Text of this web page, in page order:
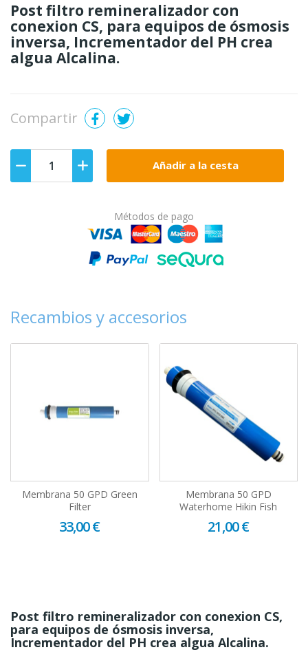
Post filtro remineralizador con
conexion CS, para equipos de ósmosis
inversa, Incrementador del PH crea
algua Alcalina.
Compartir
Añadir a la cesta
Métodos de pago
Recambios y accesorios
Membrana 50 GPD Green
Filter
33,00 €
Membrana 50 GPD
Waterhome Hikin Fish
21,00 €
Post filtro remineralizador con conexion CS,
para equipos de ósmosis inversa,
Incrementador del PH crea algua Alcalina.